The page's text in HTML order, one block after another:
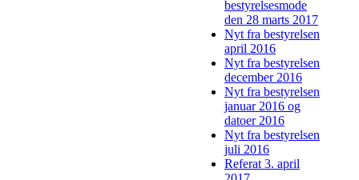
bestyrelsesmode
den 28 marts 2017
Nyt fra bestyrelsen
april 2016
Nyt fra bestyrelsen
december 2016
Nyt fra bestyrelsen
januar 2016 og
datoer 2016
Nyt fra bestyrelsen
juli 2016
Referat 3. april